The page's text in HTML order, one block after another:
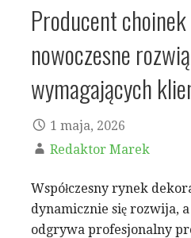
Producent
nowoczesne
wymagających
1 maja, 2026
Redaktor Marek
Współczesny rynek
dynamicznie się rozwija,
odgrywa profesjonalny